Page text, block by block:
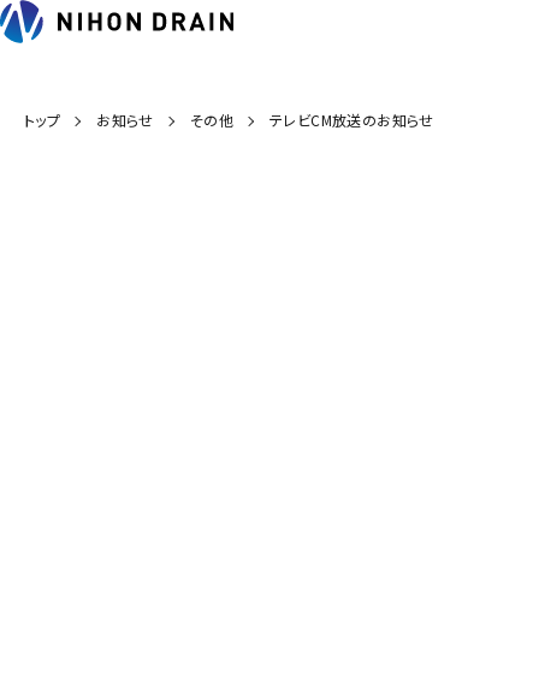
トップ お知らせ その他 テレビCM放送のお知らせ